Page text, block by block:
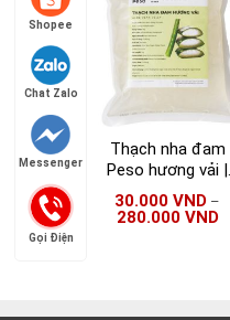
Thạch nha đam
Peso hương vải |
Peso hạt to | Peso
hạt nhỏ
30.000VND –
280.000 VND
Shopee
Chat Zalo
Messenger
Gọi Điện